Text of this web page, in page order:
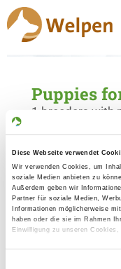
Diese Webseite verwendet
Wir verwenden Cookies, um
soziale Medien anbieten zu
Außerdem geben wir
Partner für soziale Medien,
Informationen möglicherweise
haben oder die sie im Rahmen
Einwilligung zu unseren
Puppies
1 breeders with
Kennel: von
Böttcher Str. 13
45731 Waltrop
Puppies for sale